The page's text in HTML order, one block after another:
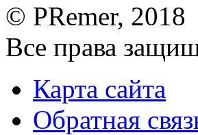
© PRemer, 2018
Все права
Карта сайта
Обратная